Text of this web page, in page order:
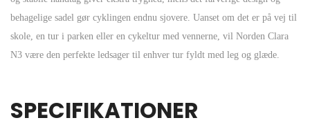
behagelige sadel gør cyklingen endnu sjovere. Uanset om det er på vej til
skole, en tur i parken eller en cykeltur med vennerne, vil Norden Clara
N3 være den perfekte ledsager til enhver tur fyldt med leg og glæde.
SPECIFIKATIONER